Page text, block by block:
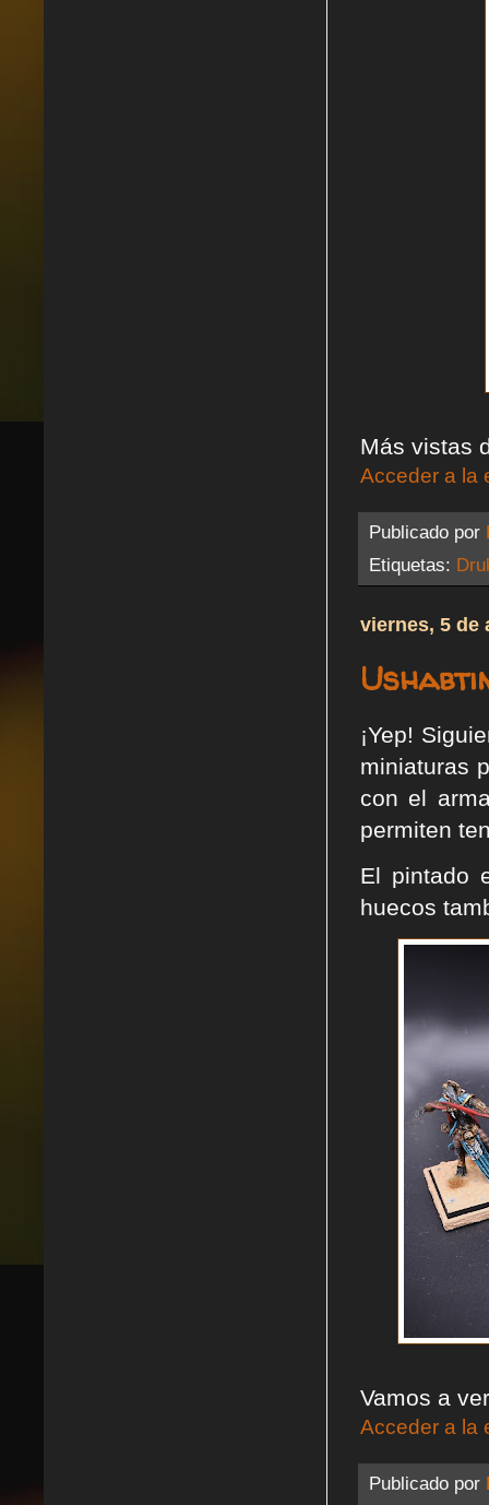
Más vistas
Acceder a la
Publicado por
Etiquetas:
viernes, 5 de
¡Yep!
miniaturas
con el
permiten
El pintado
huecos
Vamos a
Acceder a la
Publicado por